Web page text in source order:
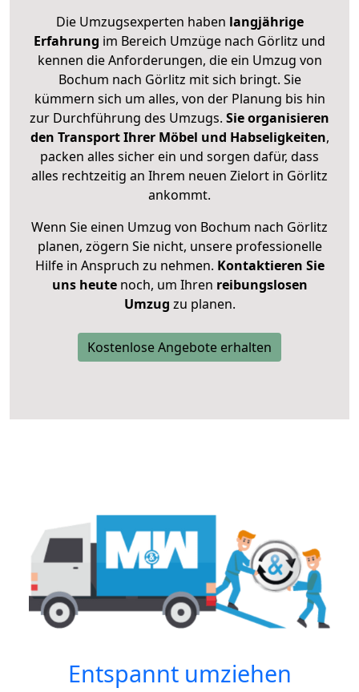
Die Umzugsexperten haben langjährige
Erfahrung im Bereich Umzüge nach Görlitz und
kennen die Anforderungen, die ein Umzug von
Bochum nach Görlitz mit sich bringt. Sie
kümmern sich um alles, von der Planung bis hin
zur Durchführung des Umzugs. Sie organisieren
den Transport Ihrer Möbel und Habseligkeiten,
packen alles sicher ein und sorgen dafür, dass
alles rechtzeitig an Ihrem neuen Zielort in Görlitz
ankommt.
Wenn Sie einen Umzug von Bochum nach Görlitz
planen, zögern Sie nicht, unsere professionelle
Hilfe in Anspruch zu nehmen. Kontaktieren Sie
uns heutenoch, um Ihren reibungslosen
Umzug zu planen.
Kostenlose Angebote erhalten
Entspannt umziehen